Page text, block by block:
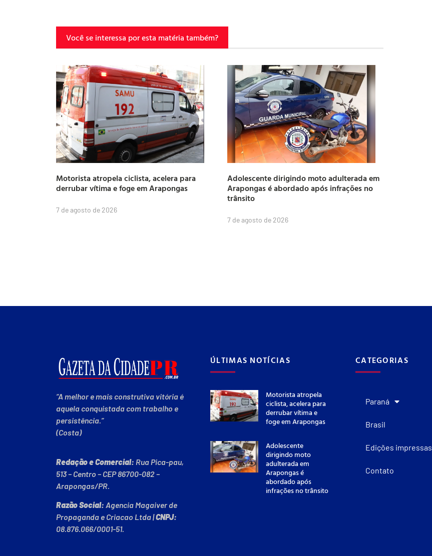
Você se interessa por esta matéria também?
Motorista atropela ciclista, acelera para
derrubar vítima e foge em Arapongas
7 de agosto de 2026
Adolescente dirigindo moto adulterada em
Arapongas é abordado após infrações no
trânsito
7 de agosto de 2026
“A melhor e mais construtiva vitória é
aquela conquistada com trabalho e
persistência.”
(Costa)
Redação e Comercial: Rua Pica-pau,
513 – Centro – CEP 86700-082 –
Arapongas/PR.
Razão Social: Agencia Magaiver de
Propaganda e Criacao Ltda|CNPJ:
08.876.066/0001-51.
ÚLTIMAS NOTÍCIAS
Motorista atropela
ciclista, acelera para
derrubar vítima e
foge em Arapongas
Adolescente
dirigindo moto
adulterada em
Arapongas é
abordado após
infrações no trânsito
CATEGORIAS
Paraná
Brasil
Edições impressas
Contato